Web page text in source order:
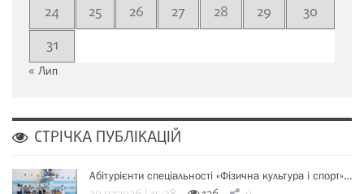
24
25 26 27 28 29
30
31
« Лип
СТРІЧКА ПУБЛІКАЦІЙ
Абітурієнти спеціальності «Фізична культура і спорт»…